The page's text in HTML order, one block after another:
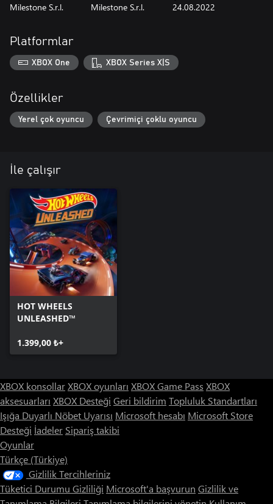
Milestone S.r.l. Milestone S.r.l. 24.08.2022
Platformlar
XBOX One XBOX Series X|S
Özellikler
Yerel çok oyuncu Çevrimiçi çoklu oyuncu
İle çalışır
HOT WHEELS
UNLEASHED™
1.399,00 ₺+
XBOX konsollarXBOX oyunları XBOX Game Pass XBOX
aksesuarları XBOX Desteği Geri bildirim Topluluk Standartları
Işığa Duyarlı Nöbet Uyarısı Microsoft hesabı Microsoft Store
Desteği İadeler Sipariş takibi
Oyunlar
Türkçe (Türkiye)
Gizlilik Tercihleriniz
Tüketici Durumu Gizliliği Microsoft'a başvurun Gizlilik ve